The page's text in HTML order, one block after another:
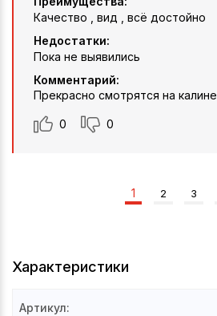
Характеристики
Артикул:
Качество , вид , всё достойно
Недостатки:
Пока не выявились
Комментарий:
Прекрасно смотрятся на калине
0 0
1 2 3